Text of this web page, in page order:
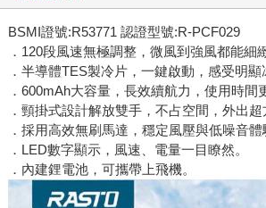
BSMI證號:R53771 認證型號:R-PCF029
．120段風速無極調整，微風到強風都能細
．半導體TES製冷片，一鍵啟動，感受明顯
．600mAh大容量，長效續航力，使用時間
．頸掛式設計解放雙手，不占空間，外出超
．採用高效無刷馬達，穩定風壓與低噪音體
．LED數字顯示，風速、電量一目瞭然。
．內建鋰電池，可攜帶上飛機。